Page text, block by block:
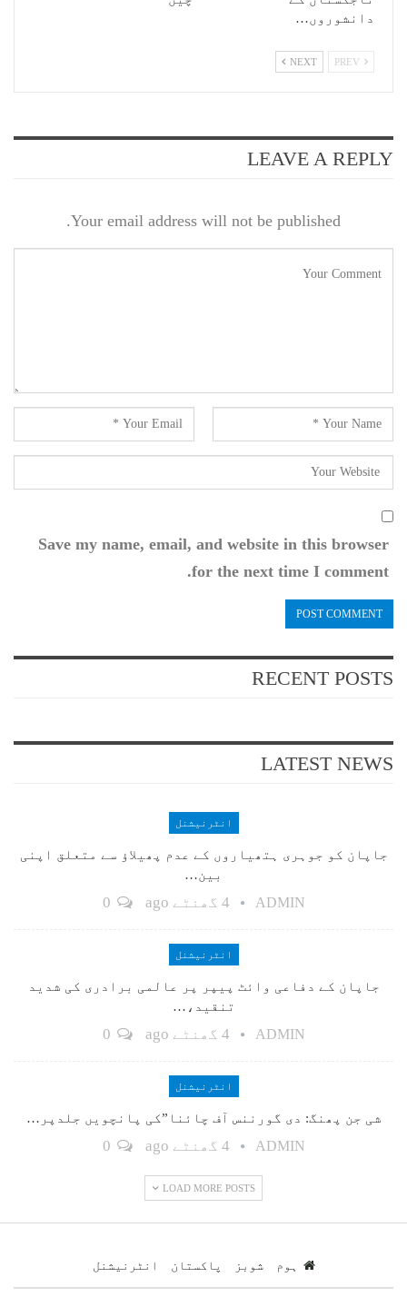
دانشوروں…
NEXT
LEAVE A REPLY
Your email address will not be published.
Save my name, email, and website in this browser
for the next time I comment.
RECENT POSTS
LATEST NEWS
انٹرنیشنل
جاپان کو جوہری ہتھیاروں کے عدم پھیلاؤ سے متعلق اپنی
بین…
ADMIN 4 گھنٹے ago
انٹرنیشنل
جاپان کے دفاعی وائٹ پیپر پر عالمی برادری کی شدید
تنقید،…
ADMIN 4 گھنٹے ago
انٹرنیشنل
شی جن پھنگ: دی گورننس آف چائنا”کی پانچویں جلدپر…
ADMIN 4 گھنٹے ago
LOAD MORE POSTS
ہوم شوبز پاکستان انٹرنیشنل